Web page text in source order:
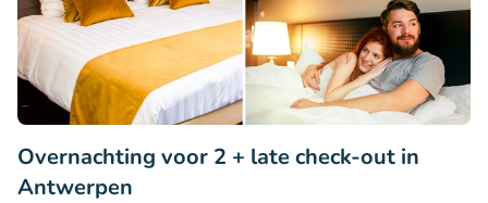
Overnachting voor 2 + late check-out in
Antwerpen